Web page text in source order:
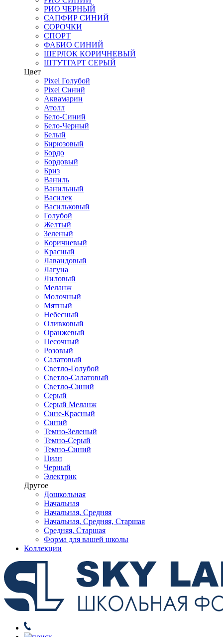
РИО ЧЕРНЫЙ
САПФИР СИНИЙ
СОРОЧКИ
СПОРТ
ФАБИО СИНИЙ
ШЕРЛОК КОРИЧНЕВЫЙ
ШТУТГАРТ СЕРЫЙ
Цвет
Pixel Голубой
Pixel Синий
Аквамарин
Атолл
Бело-Синий
Бело-Черный
Белый
Бирюзовый
Бордо
Бордовый
Бриз
Ваниль
Ванильный
Василек
Васильковый
Голубой
Желтый
Зеленый
Коричневый
Красный
Лавандовый
Лагуна
Лиловый
Меланж
Молочный
Мятный
Небесный
Оливковый
Оранжевый
Песочный
Розовый
Салатовый
Светло-Голубой
Светло-Салатовый
Светло-Синий
Серый
Серый Меланж
Сине-Красный
Синий
Темно-Зеленый
Темно-Серый
Темно-Синий
Циан
Черный
Электрик
Другое
Дошкольная
Начальная
Начальная, Средняя
Начальная, Средняя, Старшая
Средняя, Старшая
Форма для вашей школы
Коллекции